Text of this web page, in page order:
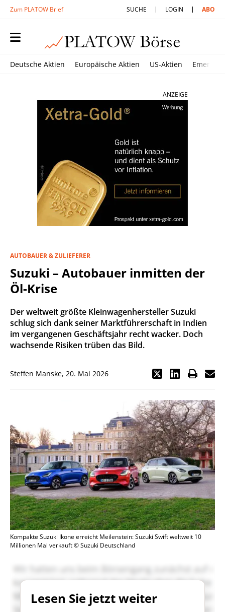
Zum PLATOW Brief SUCHE LOGIN ABO
Deutsche Aktien Europäische Aktien US-Aktien
ANZEIGE
AUTOBAUER & ZULIEFERER
Suzuki – Autobauer inmitten der
Öl-Krise
Der weltweit größte Kleinwagenhersteller Suzuki
schlug sich dank seiner Marktführerschaft in Indien
im vergangenen Geschäftsjahr recht wacker. Doch
wachsende Risiken trüben das Bild.
Steffen Manske, 20. Mai 2026
Kompakte Suzuki Ikone erreicht Meilenstein: Suzuki Swift weltweit 10
Millionen Mal verkauft © Suzuki Deutschland
Lesen Sie jetzt weiter